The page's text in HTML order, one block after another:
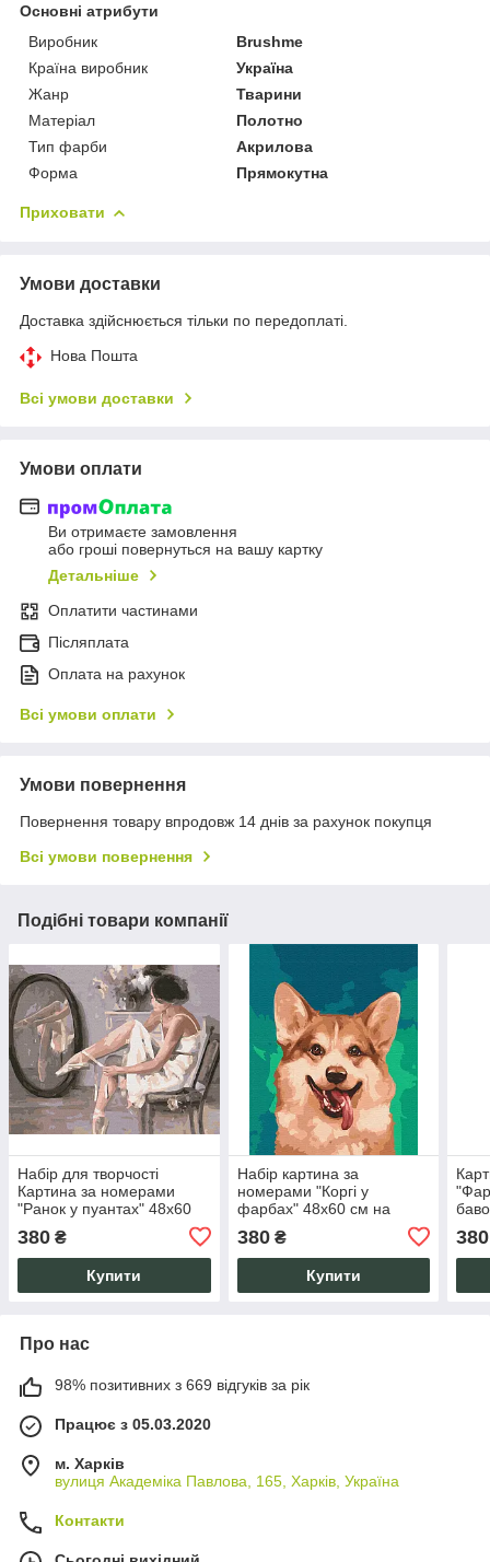
Основні атрибути
Виробник
Brushme
Країна виробник
Україна
Жанр
Тварини
Матеріал
Полотно
Тип фарби
Акрилова
Форма
Прямокутна
Приховати
Умови доставки
Доставка здійснюється тільки по передоплаті.
Нова Пошта
Всі умови доставки
Умови оплати
Ви отримаєте замовлення
або гроші повернуться на вашу картку
Детальніше
Оплатити частинами
Післяплата
Оплата на рахунок
Всі умови оплати
Умови повернення
Повернення товару впродовж 14 днів за рахунок покупця
Всі умови повернення
Подібні товари компанії
Набір для творчості
Картина за номерами
"Ранок у пуантах" 48x60
см Полотно на підрамнику
Акрилові фарби
380 ₴
Купити
Набір картина за
номерами "Коргі у
фарбах" 48x60 см на
підрамником для
творчості
380₴
Купити
380
Про нас
98% позитивних з 669 відгуків за рік
Працює з 05.03.2020
м. Харків
вулиця Академіка Павлова, 165, Харків, Україна
Контакти